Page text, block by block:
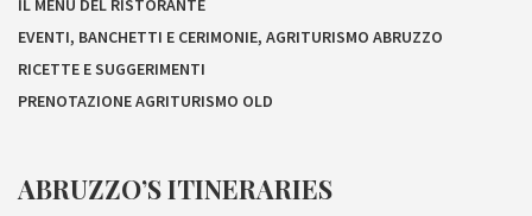
IL MENÙ DEL RISTORANTE
EVENTI, BANCHETTI E CERIMONIE, AGRITURISMO ABRUZZO
RICETTE E SUGGERIMENTI
PRENOTAZIONE AGRITURISMO OLD
ABRUZZO’S ITINERARIES